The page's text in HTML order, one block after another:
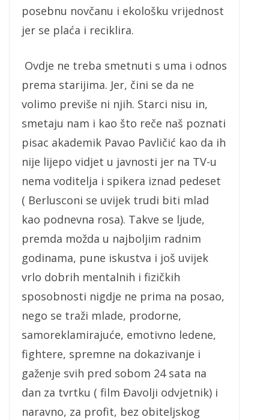
posebnu novčanu i ekološku vrijednost
jer se plaća i reciklira.
Ovdje ne treba smetnuti s uma i odnos
prema starijima. Jer, čini se da ne
volimo previše ni njih. Starci nisu in,
smetaju nam i kao što reče naš poznati
pisac akademik Pavao Pavličić kao da ih
nije lijepo vidjet u javnosti jer na TV-u
nema voditelja i spikera iznad pedeset
( Berlusconi se uvijek trudi biti mlad
kao podnevna rosa). Takve se ljude,
premda možda u najboljim radnim
godinama, pune iskustva i još uvijek
vrlo dobrih mentalnih i fizičkih
sposobnosti nigdje ne prima na posao,
nego se traži mlade, prodorne,
samoreklamirajuće, emotivno ledene,
fightere, spremne na dokazivanje i
gaženje svih pred sobom 24 sata na
dan za tvrtku ( film Đavolji odvjetnik) i
naravno, za profit, bez obiteljskog